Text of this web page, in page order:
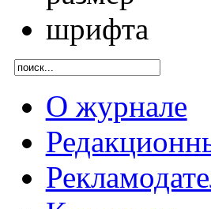
О журнале